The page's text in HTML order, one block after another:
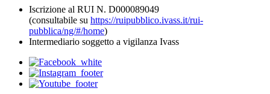
Iscrizione al RUI N. D000089049
(consultabile su https://ruipubblico.ivass.it/rui-
pubblica/ng/#/home)
Intermediario soggetto a vigilanza Ivass